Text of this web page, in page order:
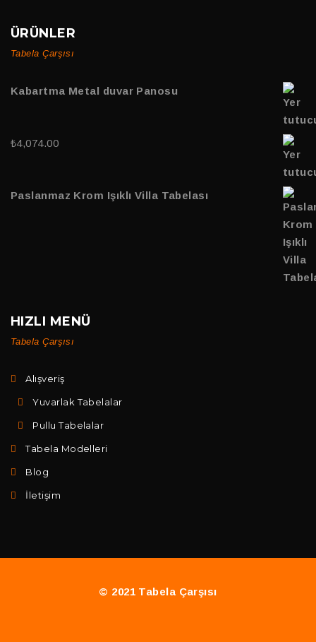
ÜRÜNLER
Tabela Çarşısı
Kabartma Metal duvar Panosu
₺4,074.00
Paslanmaz Krom Işıklı Villa Tabelası
HIZLI MENÜ
Tabela Çarşısı
Alışveriş
Yuvarlak Tabelalar
Pullu Tabelalar
Tabela Modelleri
Blog
İletişim
© 2021 Tabela Çarşısı